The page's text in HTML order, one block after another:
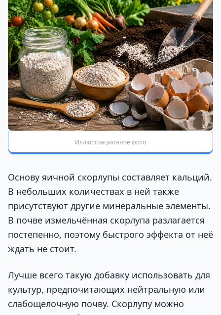
Иллюстрационное фото
Основу яичной скорлупы составляет кальций.
В небольших количествах в ней также
присутствуют другие минеральные элементы.
В почве измельчённая скорлупа разлагается
постепенно, поэтому быстрого эффекта от неё
ждать не стоит.
Лучше всего такую добавку использовать для
культур, предпочитающих нейтральную или
слабощелочную почву. Скорлупу можно